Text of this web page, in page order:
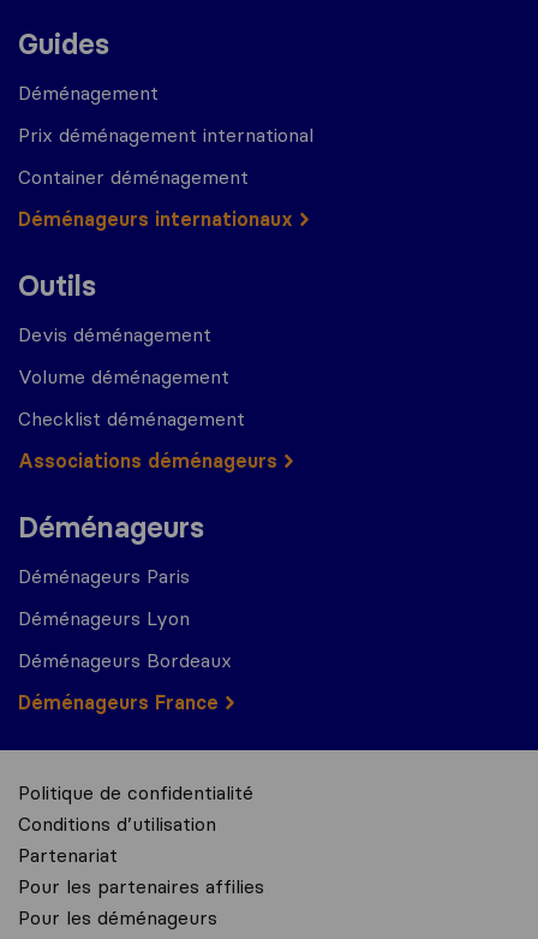
Guides
Déménagement
Prix déménagement international
Container déménagement
Déménageurs internationaux
Outils
Devis déménagement
Volume déménagement
Checklist déménagement
Associations déménageurs
Déménageurs
Déménageurs Paris
Déménageurs Lyon
Déménageurs Bordeaux
Déménageurs France
Politique de confidentialité
Conditions d’utilisation
Partenariat
Pour les partenaires affilies
Pour les déménageurs